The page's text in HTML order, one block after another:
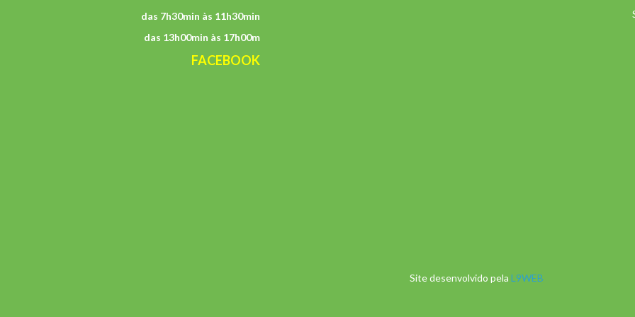
das 7h30min às 11h30min
das 13h00min às 17h00m
FACEBOOK
Site desenvolvido pela L9WEB